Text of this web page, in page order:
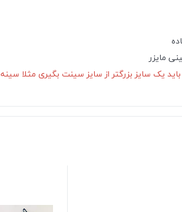
مایزر
سایز بزرگتر از سایز سینت بگیری مثلا سینه 75 باید 80 بگیری!!!